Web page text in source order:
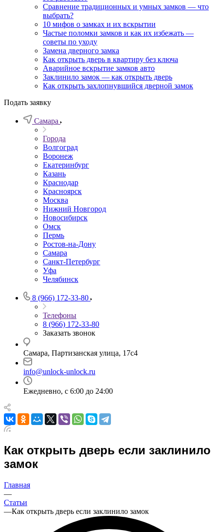
Сравнение традиционных и умных замков — что
выбрать?
10 мифов о замках и их вскрытии
Частые поломки замков и как их избежать —
советы по уходу
Замена дверного замка
Как открыть дверь в квартиру без ключа
Аварийное вскрытие замков авто
Заклинило замок — как открыть дверь
Как открыть захлопнувшийся дверной замок
Подать заявку
Самара
Города
Волгоград
Воронеж
Екатеринбург
Казань
Краснодар
Красноярск
Москва
Нижний Новгород
Новосибирск
Омск
Пермь
Ростов-на-Дону
Самара
Санкт-Петербург
Уфа
Челябинск
8 (966) 172-33-80
Телефоны
8 (966) 172-33-80
Заказать звонок
Самара, Партизанская улица, 17с4
info@unlock-unlock.ru
Ежедневно, с 6:00 до 24:00
Как открыть дверь если заклинило
замок
Главная
—
Статьи
—Как открыть дверь если заклинило замок